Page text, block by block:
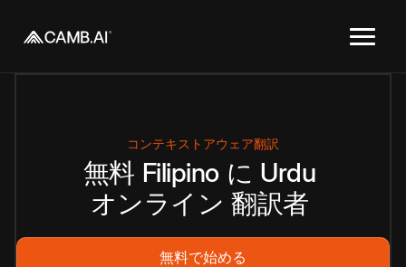
コンテキストアウェア翻訳
無料 Filipino に Urdu
オンライン 翻訳者
無料で始める